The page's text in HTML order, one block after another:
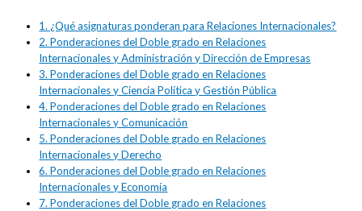
1.¿Qué asignaturas ponderan para Relaciones Internacionales?
2.Ponderaciones del Doble grado en Relaciones
Internacionales y Administración y Dirección de Empresas
3.Ponderaciones del Doble grado en Relaciones
Internacionales y Ciencia Política y Gestión Pública
4.Ponderaciones del Doble grado en Relaciones
Internacionales y Comunicación
5.Ponderaciones del Doble grado en Relaciones
Internacionales y Derecho
6.Ponderaciones del Doble grado en Relaciones
Internacionales y Economía
7.Ponderaciones del Doble grado en Relaciones